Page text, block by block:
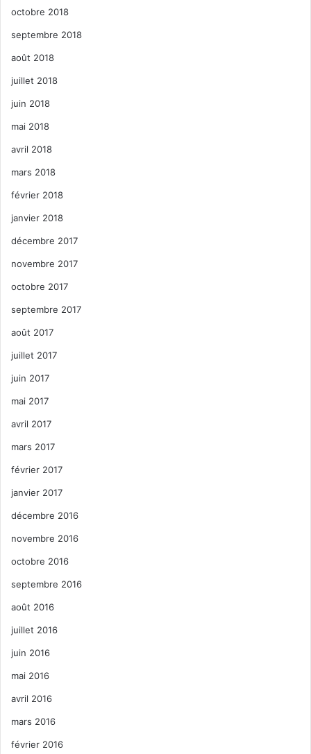
octobre 2018
septembre 2018
août 2018
juillet 2018
juin 2018
mai 2018
avril 2018
mars 2018
février 2018
janvier 2018
décembre 2017
novembre 2017
octobre 2017
septembre 2017
août 2017
juillet 2017
juin 2017
mai 2017
avril 2017
mars 2017
février 2017
janvier 2017
décembre 2016
novembre 2016
octobre 2016
septembre 2016
août 2016
juillet 2016
juin 2016
mai 2016
avril 2016
mars 2016
février 2016